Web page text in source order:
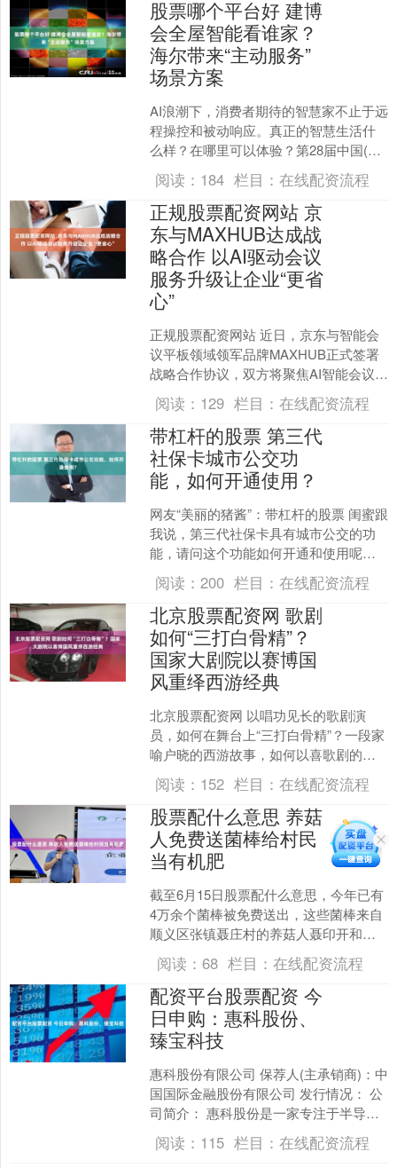
股票哪个平台好 建博
会全屋智能看谁家？
海尔带来“主动服务”
场景方案
AI浪潮下，消费者期待的智慧家不止于远
程操控和被动响应。真正的智慧生活什
么样？在哪里可以体验？第28届中国(广
州)国际建筑装饰博览会(简称广州建博
会)将于7月8....
阅读： 184 栏目： 在线配资流程
正规股票配资网站 京
东与MAXHUB达成战
略合作 以AI驱动会议
服务升级让企业“更省
心”
正规股票配资网站 近日，京东与智能会
议平板领域领军品牌MAXHUB正式签署
战略合作协议，双方将聚焦AI智能会议新
品的联合研发、以旧换新服务的创新落
地以及线上线下....
阅读： 129 栏目： 在线配资流程
带杠杆的股票 第三代
社保卡城市公交功
能，如何开通使用？
网友“美丽的猪酱”：带杠杆的股票 闺蜜跟
我说，第三代社保卡具有城市公交的功
能，请问这个功能如何开通和使用呢？
“美丽的猪酱”您好，您领取的第三代社保
卡启用社会保....
阅读： 200 栏目： 在线配资流程
北京股票配资网 歌剧
如何“三打白骨精”？
国家大剧院以赛博国
风重绎西游经典
北京股票配资网 以唱功见长的歌剧演
员，如何在舞台上“三打白骨精”？一段家
喻户晓的西游故事，如何以喜歌剧的形
式焕新呈现？这是国家大剧院原创喜歌
剧《三打白骨精》从立....
阅读： 152 栏目： 在线配资流程
股票配什么意思 养菇
人免费送菌棒给村民
当有机肥
截至6月15日股票配什么意思，今年已有
4万余个菌棒被免费送出，这些菌棒来自
顺义区张镇聂庄村的养菇人聂印开和妻
子聂向红。他们将本可售卖获利、价值
上万元的废弃菌棒赠....
阅读：68 栏目：在线配资流程
配资平台股票配资 今
日申购：惠科股份、
臻宝科技
惠科股份有限公司 保荐人(主承销商)：中
国国际金融股份有限公司 发行情况： 公
司简介： 惠科股份是一家专注于半导体
显示领域的科技公司，主营业务为半导
体显示面板等....
阅读： 115 栏目： 在线配资流程